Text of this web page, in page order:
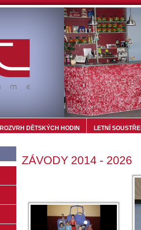
ROZVRH DĚTSKÝCH HODIN LETNÍ
ZÁVODY 2014 - 2026